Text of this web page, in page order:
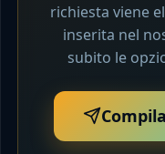
richiesta viene
inserita nel
subito le